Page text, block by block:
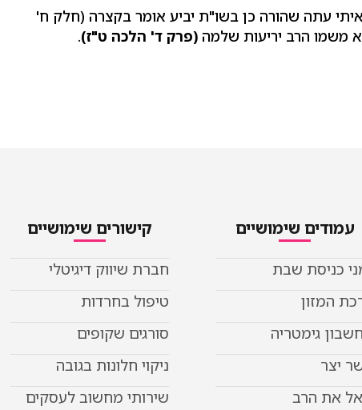
עתה שהורה כן בשו"ת יביע אומר בקצרה (חלק ח'
משמו הרב יריעות שלמה (פרק ד' הלכה ט"ז).
עמודים שימושיים
כניסת שבת
המזון
גימטריה
יצר
את הרב
קישורים שימושיים
חברת שיווק דיגיטלי
טיפול בחרדות
סורגים שקופים
ניקוי חלונות בגובה
שירותי מחשוב לעסקים